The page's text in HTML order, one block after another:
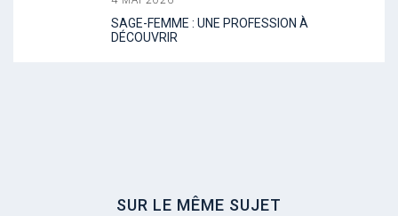
SAGE-FEMME : UNE PROFESSION À
DÉCOUVRIR
SUR LE MÊME SUJET